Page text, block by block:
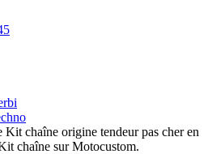
Kit chaîne origine tendeur pas cher en
chaîne sur Motocustom.